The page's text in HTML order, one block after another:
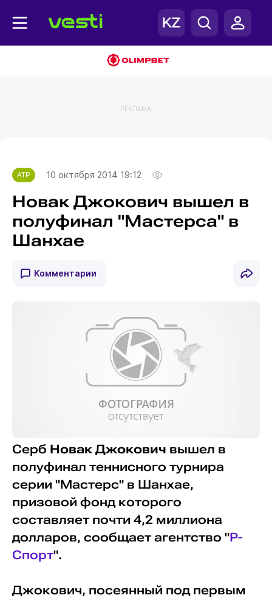
РЕКЛАМА
ATP 10 октября 2014 19:12
Новак Джокович вышел в
полуфинал "Мастерса" в
Шанхае
Комментарии
Серб Новак Джокович вышел в
полуфинал теннисного турнира
серии "Мастерс" в Шанхае,
призовой фонд которого
составляет почти 4,2 миллиона
долларов, сообщает агентство "Р-
Спорт".
Джокович, посеянный под первым